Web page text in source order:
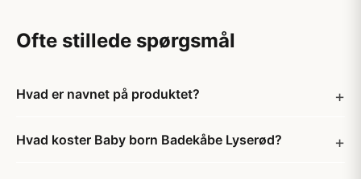
Ofte stillede spørgsmål
Hvad er navnet på produktet?
Hvad koster Baby born Badekåbe Lyserød?